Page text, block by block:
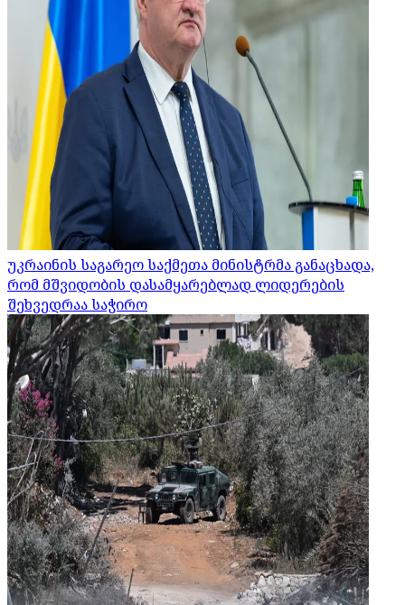
უკრაინის საგარეო საქმეთა მინისტრმა განაცხადა,
რომ მშვიდობის დასამყარებლად ლიდერების
შეხვედრაა საჭირო